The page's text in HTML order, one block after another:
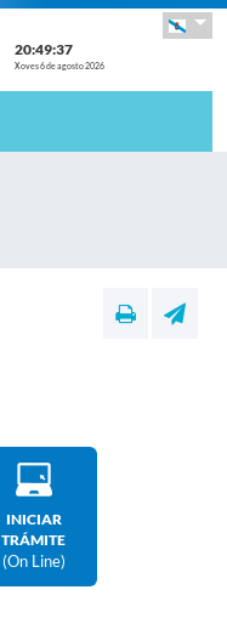
20:49:38
Xoves 6 de agosto 2026
INICIAR
TRÁMITE
(on Line)